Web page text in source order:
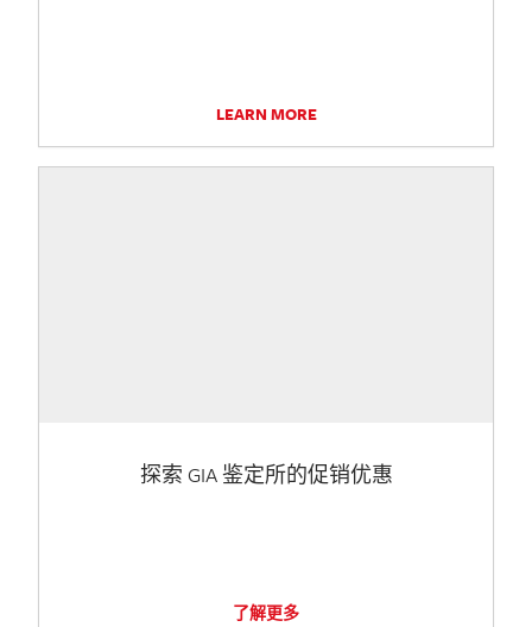
LEARN MORE
探索 GIA 鉴定所的促销优惠
了解更多